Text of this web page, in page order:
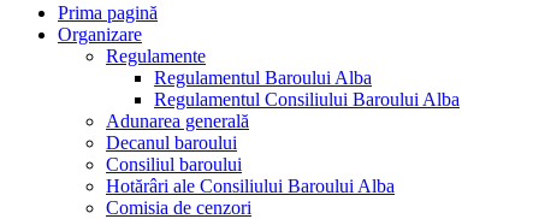
Prima pagină
Organizare
Regulamente
Regulamentul Baroului Alba
Regulamentul Consiliului Baroului Alba
Adunarea generală
Decanul baroului
Consiliul baroului
Hotărâri ale Consiliului Baroului Alba
Comisia de cenzori